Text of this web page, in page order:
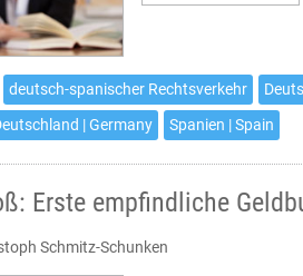
zur
deutsch-spanischer Rechtsverkehr
| Germany Spanien | Spain
Erste empfindliche
Schmitz-Schunken